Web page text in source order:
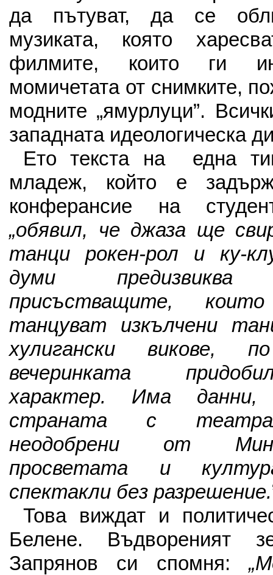
да пътуват, да се
музиката, която
филмите, които ги
момичетата от снимките,
модните „ямурлуци”.
западната идеологическа
Ето текста на една
младеж, който е
конферансие на
„обявил, че джаза ще
танци рокен-рол и ку-
думи
присъстващите,
танцуват изкълчени
хулигански викове,
вечеринката
характер. Има
страната с
неодобрени от
просветата и
спектакли без разрешение.
Това виждат и
Белене. Въдвореният
Запрянов си спомня: